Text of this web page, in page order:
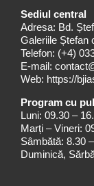
Sediul central
Adresa: Bd.
Galeriile Ștefan
Telefon: (+4)
E-mail:
Web: https://
Program cu
Luni: 09.30 –
Marți – Vineri:
Sâmbătă: 8.30
Duminică,